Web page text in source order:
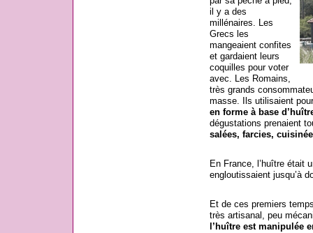
il y a des
millénaires. Les
Grecs les
mangeaient confites
et gardaient leurs
coquilles pour voter
avec. Les Romains,
très grands
masse. Ils utilisaient
en forme à base
dégustations prenaient
salées, farcies,
En France, l’huître était
engloutissaient jusqu’à
Et de ces premiers
très artisanal, peu
l’huître est manipulée